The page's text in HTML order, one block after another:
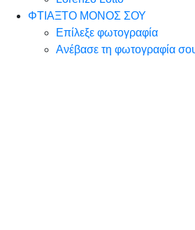
ΦΤΙΑΞΤΟ ΜΟΝΟΣ ΣΟΥ
Επίλεξε φωτογραφία
Ανέβασε τη φωτογραφία